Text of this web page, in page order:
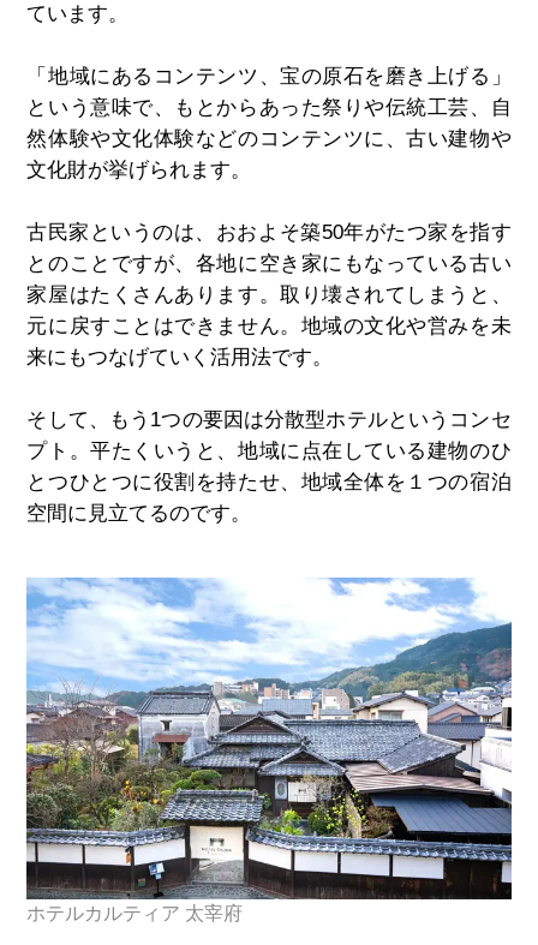
ています。
「地域にあるコンテンツ、宝の原石を磨き上げる」
という意味で、もとからあった祭りや伝統工芸、自
然体験や文化体験などのコンテンツに、古い建物や
文化財が挙げられます。
古民家というのは、おおよそ築50年がたつ家を指す
とのことですが、各地に空き家にもなっている古い
家屋はたくさんあります。取り壊されてしまうと、
元に戻すことはできません。地域の文化や営みを未
来にもつなげていく活用法です。
そして、もう1つの要因は分散型ホテルというコンセ
プト。平たくいうと、地域に点在している建物のひ
とつひとつに役割を持たせ、地域全体を１つの宿泊
空間に見立てるのです。
ホテルカルティア 太宰府